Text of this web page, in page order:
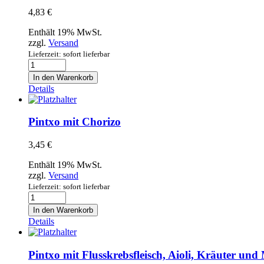
4,83 €
Enthält 19% MwSt.
zzgl. Versand
Lieferzeit: sofort lieferbar
Pintxo
mit
Cecina
Menge
In den Warenkorb
Details
Pintxo mit Chorizo
3,45 €
Enthält 19% MwSt.
zzgl. Versand
Lieferzeit: sofort lieferbar
Pintxo
mit
Chorizo
Menge
In den Warenkorb
Details
Pintxo mit Flusskrebsfleisch, Aioli, Kräuter und